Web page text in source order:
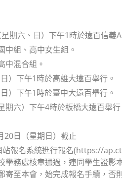
期六、日）下午1時於遠百信義
中組、高中女生組。
中混合組。
）下午1時於高雄大遠百舉行。
）下午1時於臺中大遠百舉行。
六）下午4時於板橋大遠百舉行
20日（星期日）截止
站報名系統進行報名(https://
學務處核章通過，連同學生證
寄至本會，始完成報名手續，